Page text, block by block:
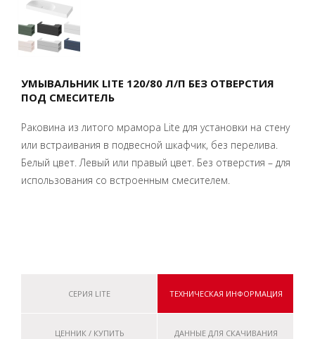
УМЫВАЛЬНИК LITE 120/80 Л/П БЕЗ ОТВЕРСТИЯ
ПОД СМЕСИТЕЛЬ
Раковина из литого мрамора Lite для установки на стену
или встраивания в подвесной шкафчик, без перелива.
Белый цвет. Левый или правый цвет. Без отверстия – для
использования со встроенным смесителем.
СЕРИЯ LITE ТЕХНИЧЕСКАЯ ИНФОРМАЦИЯ
ЦЕННИК / КУПИТЬ ДАННЫЕ ДЛЯ СКАЧИВАНИЯ